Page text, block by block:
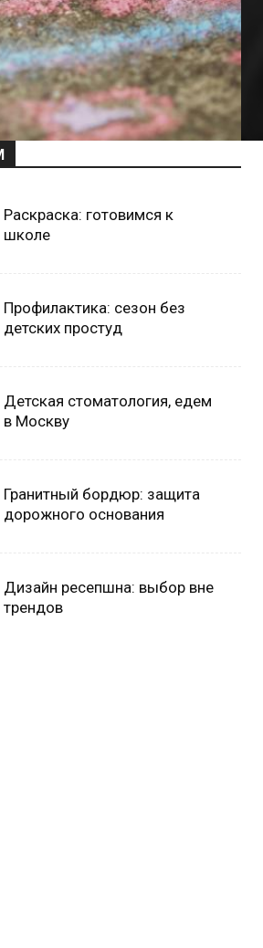
Раскраска: готовимся к
школе
Профилактика: сезон без
детских простуд
Детская стоматология, едем
в Москву
Гранитный бордюр: защита
дорожного основания
Дизайн ресепшна: выбор вне
трендов